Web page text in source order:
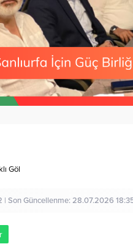
Göl
| Son Güncellenme: 28.07.2026